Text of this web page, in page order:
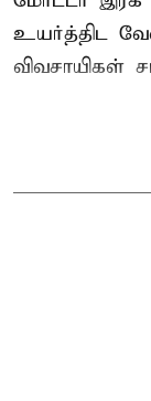
உயர்த்திட
விவசாயிகள்